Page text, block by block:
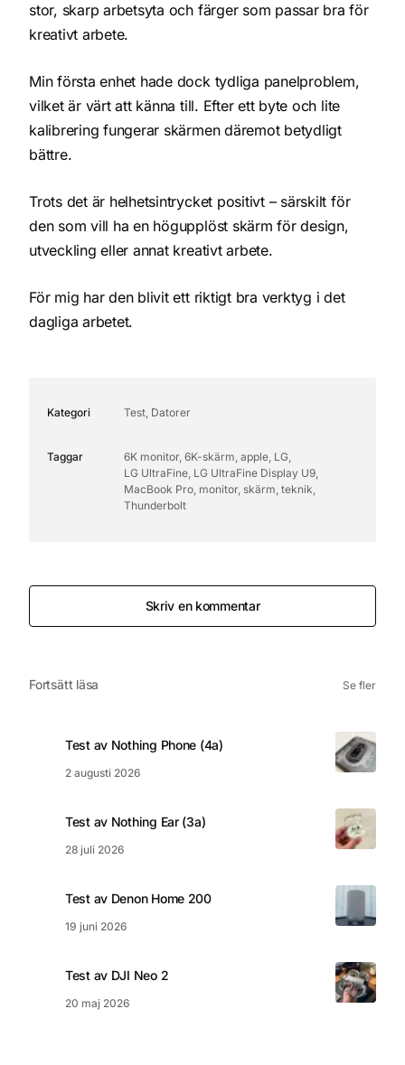
stor, skarp arbetsyta och färger som passar bra för
kreativt arbete.
Min första enhet hade dock tydliga panelproblem,
vilket är värt att känna till. Efter ett byte och lite
kalibrering fungerar skärmen däremot betydligt
bättre.
Trots det är helhetsintrycket positivt – särskilt för
den som vill ha en högupplöst skärm för design,
utveckling eller annat kreativt arbete.
För mig har den blivit ett riktigt bra verktyg i det
dagliga arbetet.
Kategori Test, Datorer
Taggar 6K monitor, 6K-skärm, apple, LG,
LG UltraFine, LG UltraFine Display U9,
MacBook Pro, monitor, skärm, teknik,
Thunderbolt
Skriv en kommentar
Fortsätt läsa Se fler
Test av Nothing Phone (4a)
2 augusti 2026
Test av Nothing Ear (3a)
28 juli 2026
Test av Denon Home 200
19 juni 2026
Test av DJI Neo 2
20 maj 2026